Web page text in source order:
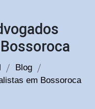
Blog
em Bossoroca